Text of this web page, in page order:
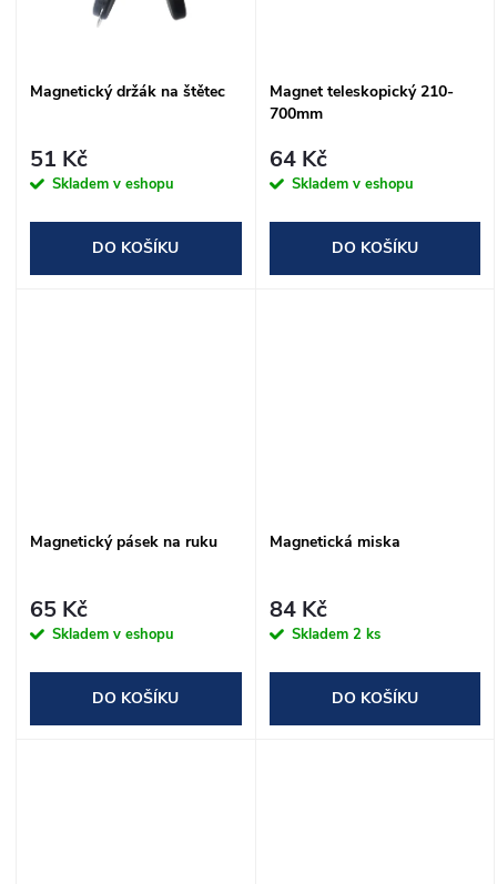
ů
Magnetický držák na štětec
51 Kč
Skladem v eshopu
DO KOŠÍKU
Magnet teleskopický 210-
700mm
64 Kč
Skladem v eshopu
DO KOŠÍKU
Magnetický pásek na ruku
65 Kč
Skladem v eshopu
DO KOŠÍKU
Magnetická miska
84 Kč
Skladem 2 ks
DO KOŠÍKU